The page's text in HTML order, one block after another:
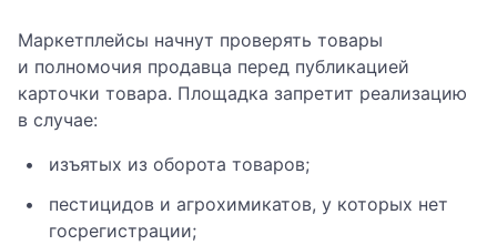
Маркетплейсы начнут проверять товары
и полномочия продавца перед публикацией
карточки товара. Площадка запретит реализацию
в случае:
изъятых из оборота товаров;
пестицидов и агрохимикатов, у которых нет
госрегистрации;